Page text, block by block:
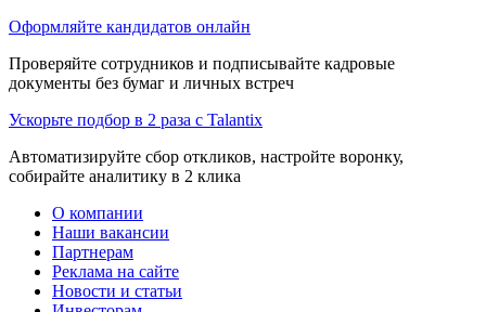
Оформляйте кандидатов онлайн
Проверяйте сотрудников и подписывайте кадровые
документы без бумаг и личных встреч
Ускорьте подбор в 2 раза с Talantix
Автоматизируйте сбор откликов, настройте воронку,
собирайте аналитику в 2 клика
О компании
Наши вакансии
Партнерам
Реклама на сайте
Новости и статьи